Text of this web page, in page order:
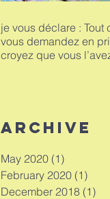
je vous déclare : Tout
vous demandez en
croyez que vous
Archive
May 2020 (1)
February 2020 (1)
December 2018 (1)